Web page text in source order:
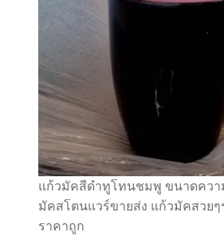
แก้วมัคสีดำทูโทนชมพู ขนาดควา
มัคสโตนแวร์ขายส่ง แก้วมัคสวยๆ
ราคาถูก